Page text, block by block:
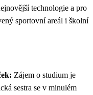
technologie a pro
sportovní areál i školní
Zájem o studium je
sestra se v minulém